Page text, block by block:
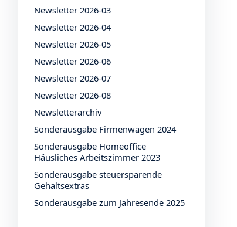
Newsletter 2026-03
Newsletter 2026-04
Newsletter 2026-05
Newsletter 2026-06
Newsletter 2026-07
Newsletter 2026-08
Newsletterarchiv
Sonderausgabe Firmenwagen 2024
Sonderausgabe Homeoffice
Häusliches Arbeitszimmer 2023
Sonderausgabe steuersparende
Gehaltsextras
Sonderausgabe zum Jahresende 2025